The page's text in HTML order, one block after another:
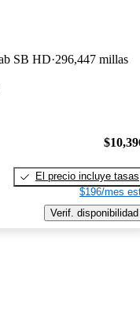
SB HD 296,447 millas
El precio incluye tasas
$196/mes
Verif. disponibilidad